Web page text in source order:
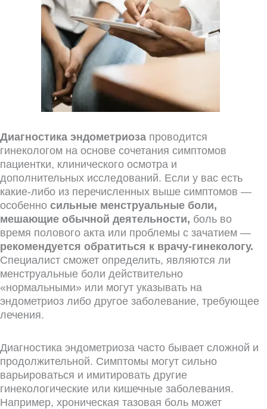
Диагностика эндометриоза проводится
гинекологом на основе сочетания симптомов
пациентки, клинического осмотра и
дополнительных исследований. Если у вас есть
какие-либо из перечисленных выше симптомов —
особенно сильные менструальные боли,
мешающие обычной деятельности, боль во
время полового акта или проблемы с зачатием —
рекомендуется обратиться к врачу-гинекологу.
Специалист сможет определить, являются ли
менструальные боли действительно
«нормальными» или могут указывать на
эндометриоз либо другое заболевание, требующее
лечения.
Диагностика эндометриоза часто бывает сложной и
продолжительной. Симптомы могут сильно
варьироваться и имитировать другие
гинекологические или кишечные заболевания.
Например, хроническая тазовая боль может